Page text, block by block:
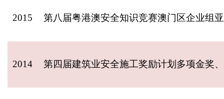
2015 第八届粤港澳安全知识竞赛澳门区企业组
2014 第四届建筑业安全施工奖励计划多项金奖